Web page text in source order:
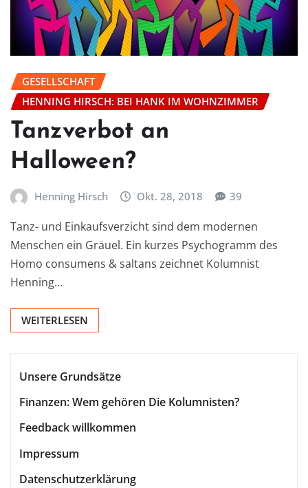
GESELLSCHAFT
HENNING HIRSCH: BEI HANK IM WOHNZIMMER
Tanzverbot an
Halloween?
Henning Hirsch Okt. 28, 2018 39
Tanz- und Einkaufsverzicht sind dem modernen
Menschen ein Gräuel. Ein kurzes Psychogramm des
Homo consumens & saltans zeichnet Kolumnist
Henning…
WEITERLESEN
Unsere Grundsätze
Finanzen: Wem gehören Die Kolumnisten?
Feedback willkommen
Impressum
Datenschutzerklärung